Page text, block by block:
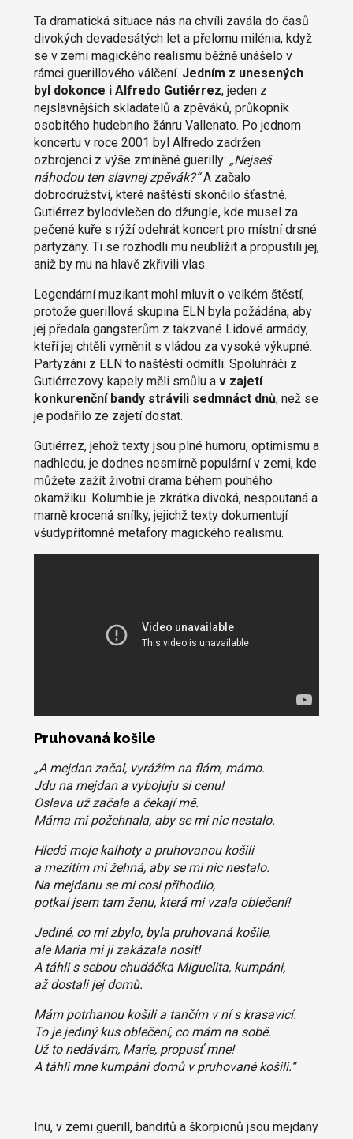
Ta dramatická situace nás na chvíli zavála do časů
divokých devadesátých let a přelomu milénia, když
se v zemi magického realismu běžně unášelo v
rámci guerillového válčení. Jedním z unesených
byl dokonce i Alfredo Gutiérrez, jeden z
nejslavnějších skladatelů a zpěváků, průkopník
osobitého hudebního žánru Vallenato. Po jednom
koncertu v roce 2001 byl Alfredo zadržen
ozbrojenci z výše zmíněné guerilly: „Nejseš
náhodou ten slavnej zpěvák?“A začalo
dobrodružství, které naštěstí skončilo šťastně.
Gutiérrez bylodvlečen do džungle, kde musel za
pečené kuře s rýží odehrát koncert pro místní drsné
partyzány. Ti se rozhodli mu neublížit a propustili jej,
aniž by mu na hlavě zkřivili vlas.
Legendární muzikant mohl mluvit o velkém štěstí,
protože guerillová skupina ELN byla požádána, aby
jej předala gangsterům z takzvané Lidové armády,
kteří jej chtěli vyměnit s vládou za vysoké výkupné.
Partyzáni z ELN to naštěstí odmítli. Spoluhráči z
Gutiérrezovy kapely měli smůlu a v zajetí
konkurenční bandy strávili sedmnáct dnů, než se
je podařilo ze zajetí dostat.
Gutiérrez, jehož texty jsou plné humoru, optimismu a
nadhledu, je dodnes nesmírně populární v zemi, kde
můžete zažít životní drama během pouhého
okamžiku. Kolumbie je zkrátka divoká, nespoutaná a
marně krocená snílky, jejichž texty dokumentují
všudypřítomné metafory magického realismu.
Pruhovaná košile
„A mejdan začal, vyrážím na flám, mámo.
Jdu na mejdan a vybojuju si cenu!
Oslava už začala a čekají mě.
Máma mi požehnala, aby se mi nic nestalo.
Hledá moje kalhoty a pruhovanou košili
a mezitím mi žehná, aby se mi nic nestalo.
Na mejdanu se mi cosi přihodilo,
potkal jsem tam ženu, která mi vzala oblečení!
Jediné, co mi zbylo, byla pruhovaná košile,
ale Maria mi ji zakázala nosit!
A táhli s sebou chudáčka Miguelita, kumpáni,
až dostali jej domů.
Mám potrhanou košili a tančím v ní s krasavicí.
To je jediný kus oblečení, co mám na sobě.
Už to nedávám, Marie, propusť mne!
A táhli mne kumpáni domů v pruhované košili.“
Inu, v zemi guerill, banditů a škorpionů jsou mejdany